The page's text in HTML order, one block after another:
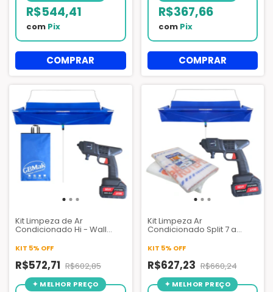
R$544,41
com Pix
R$367,66
com Pix
Kit Limpeza de Ar
Condicionado Hi - Wall
Lavadora Pistola de Alta
KIT 5% OFF
R$572,71 R$602,85
Kit Limpeza Ar
Condicionado Split 7 a
24.000 BTUs| Bolsa Coletora
GBMAK + Lavadora Pistola
EPEX
KIT 5% OFF
R$627,23 R$660,24